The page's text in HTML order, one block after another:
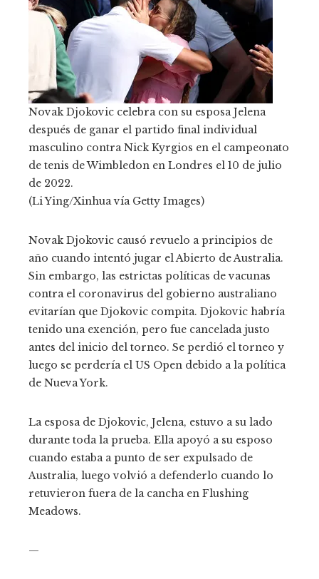
Novak Djokovic celebra con su esposa Jelena
después de ganar el partido final individual
masculino contra Nick Kyrgios en el campeonato
de tenis de Wimbledon en Londres el 10 de julio
de 2022.
(Li Ying/Xinhua vía Getty Images)
Novak Djokovic causó revuelo a principios de
año cuando intentó jugar el Abierto de Australia.
Sin embargo, las estrictas políticas de vacunas
contra el coronavirus del gobierno australiano
evitarían que Djokovic compita. Djokovic habría
tenido una exención, pero fue cancelada justo
antes del inicio del torneo. Se perdió el torneo y
luego se perdería el US Open debido a la política
de Nueva York.
La esposa de Djokovic, Jelena, estuvo a su lado
durante toda la prueba. Ella apoyó a su esposo
cuando estaba a punto de ser expulsado de
Australia, luego volvió a defenderlo cuando lo
retuvieron fuera de la cancha en Flushing
Meadows.
—